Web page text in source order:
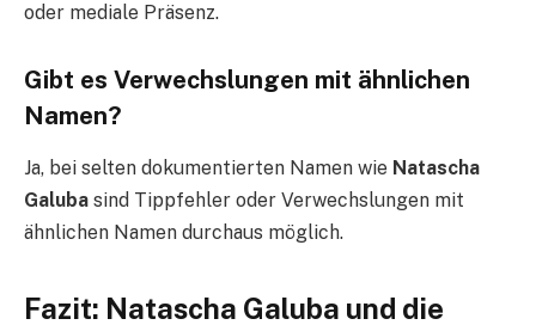
oder mediale Präsenz.
Gibt es Verwechslungen mit ähnlichen
Namen?
Ja, bei selten dokumentierten Namen wie Natascha
Galuba sind Tippfehler oder Verwechslungen mit
ähnlichen Namen durchaus möglich.
Fazit: Natascha Galuba und die